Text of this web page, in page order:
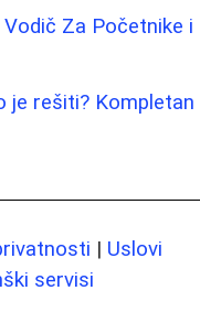
Za Početnike i
je rešiti? Kompletan
| Uslovi
servisi